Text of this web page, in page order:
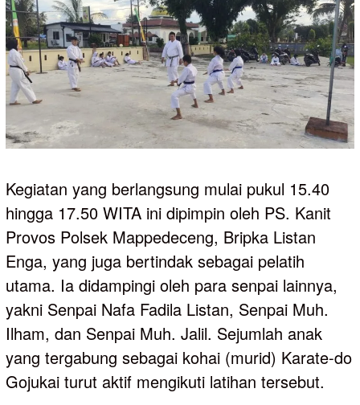
Kegiatan yang berlangsung mulai pukul 15.40
hingga 17.50 WITA ini dipimpin oleh PS. Kanit
Provos Polsek Mappedeceng, Bripka Listan
Enga, yang juga bertindak sebagai pelatih
utama. Ia didampingi oleh para senpai lainnya,
yakni Senpai Nafa Fadila Listan, Senpai Muh.
Ilham, dan Senpai Muh. Jalil. Sejumlah anak
yang tergabung sebagai kohai (murid) Karate-do
Gojukai turut aktif mengikuti latihan tersebut.